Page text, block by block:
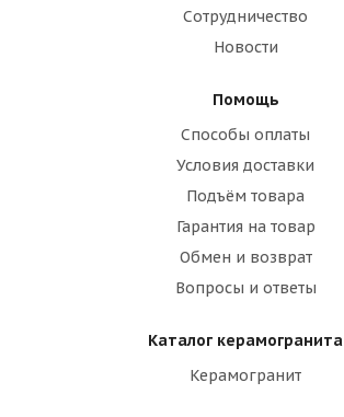
Сотрудничество
Новости
Помощь
Способы оплаты
Условия доставки
Подъём товара
Гарантия на товар
Обмен и возврат
Вопросы и ответы
Каталог керамогранита
Керамогранит